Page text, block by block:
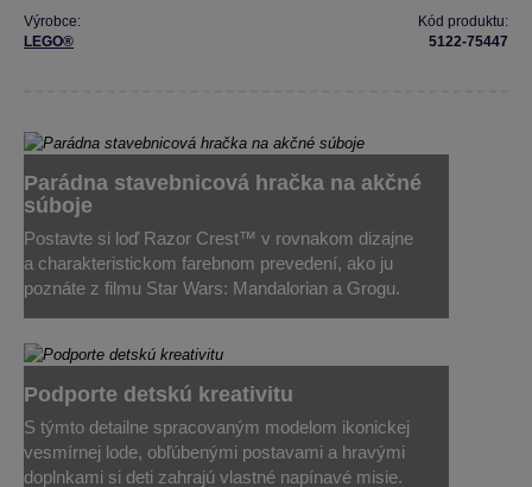
Výrobce:
LEGO®
Kód produktu:
5122-75447
Parádna stavebnicová hračka na akčné
súboje
Postavte si loď Razor Crest™ v rovnakom dizajne
a charakteristickom farebnom prevedení, ako ju
poznáte z filmu Star Wars: Mandalorian a Grogu.
Podporte detskú kreativitu
S týmto detailne spracovaným modelom ikonickej
vesmírnej lode, obľúbenými postavami a hravými
doplnkami si deti zahrajú vlastné napínavé misie.